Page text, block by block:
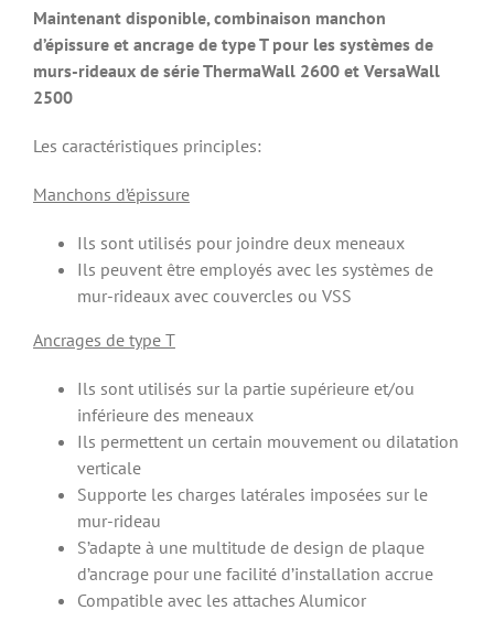
Maintenant disponible, combinaison manchon
d’épissure et ancrage de type T pour les systèmes de
murs-rideaux de série ThermaWall 2600 et VersaWall
2500
Les caractéristiques principles:
Manchons d’épissure
Ils sont utilisés pour joindre deux meneaux
Ils peuvent être employés avec les systèmes de
mur-rideaux avec couvercles ou VSS
Ancrages de type T
Ils sont utilisés sur la partie supérieure et/ou
inférieure des meneaux
Ils permettent un certain mouvement ou dilatation
verticale
Supporte les charges latérales imposées sur le
mur-rideau
S’adapte à une multitude de design de plaque
d’ancrage pour une facilité d’installation accrue
Compatible avec les attaches Alumicor